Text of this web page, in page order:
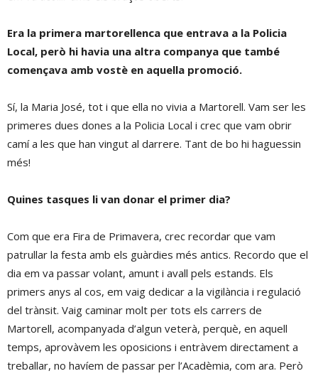
Era la primera martorellenca que entrava a la Policia
Local, però hi havia una altra companya que també
començava amb vostè en aquella promoció.
Sí, la Maria José, tot i que ella no vivia a Martorell. Vam ser les
primeres dues dones a la Policia Local i crec que vam obrir
camí a les que han vingut al darrere. Tant de bo hi haguessin
més!
Quines tasques li van donar el primer dia?
Com que era Fira de Primavera, crec recordar que vam
patrullar la festa amb els guàrdies més antics. Recordo que el
dia em va passar volant, amunt i avall pels estands. Els
primers anys al cos, em vaig dedicar a la vigilància i regulació
del trànsit. Vaig caminar molt per tots els carrers de
Martorell, acompanyada d’algun veterà, perquè, en aquell
temps, aprovàvem les oposicions i entràvem directament a
treballar, no havíem de passar per l’Acadèmia, com ara. Però